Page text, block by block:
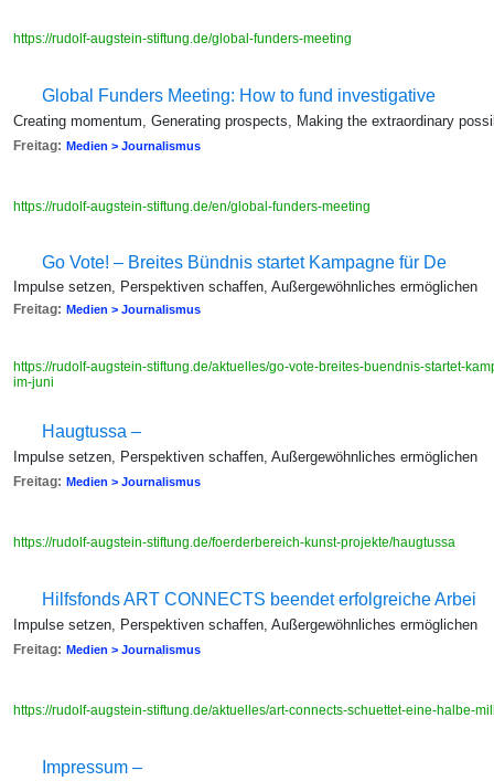
https://rudolf-augstein-stiftung.de/global-funders-meeting
Global Funders Meeting: How to fund investigative
Creating momentum, Generating prospects, Making the extraordinary
Freitag: Medien > Journalismus
https://rudolf-augstein-stiftung.de/en/global-funders-meeting
Go Vote! – Breites Bündnis startet Kampagne für De
Impulse setzen, Perspektiven schaffen, Außergewöhnliches ermöglichen
Freitag: Medien > Journalismus
https://rudolf-augstein-stiftung.de/aktuelles/go-vote-breites-buendnis-startet-
im-juni
Haugtussa –
Impulse setzen, Perspektiven schaffen, Außergewöhnliches ermöglichen
Freitag: Medien > Journalismus
https://rudolf-augstein-stiftung.de/foerderbereich-kunst-projekte/haugtussa
Hilfsfonds ART CONNECTS beendet erfolgreiche Arbei
Impulse setzen, Perspektiven schaffen, Außergewöhnliches ermöglichen
Freitag: Medien > Journalismus
https://rudolf-augstein-stiftung.de/aktuelles/art-connects-schuettet-eine-halbe-
Impressum –